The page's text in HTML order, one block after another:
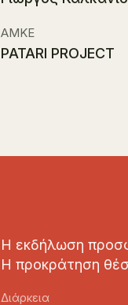
ΑΜΚΕ
PATARI PROJECT
Η εκδήλωση
Η προκράτηση
Διάρκεια